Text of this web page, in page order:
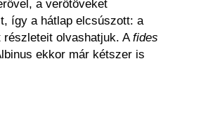
a verőtöveket
így a hátlap elcsúszott: a
részleteit olvashatjuk. Afides
ekkor már kétszer is